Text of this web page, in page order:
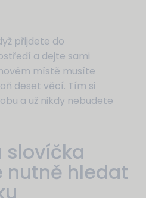
přijdete do
a dejte sami
místě musíte
deset věcí. Tím si
a už nikdy nebudete
slovíčka
nutně hledat